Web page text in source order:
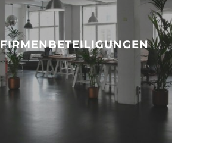
FIRMENBETEILIGUNGEN